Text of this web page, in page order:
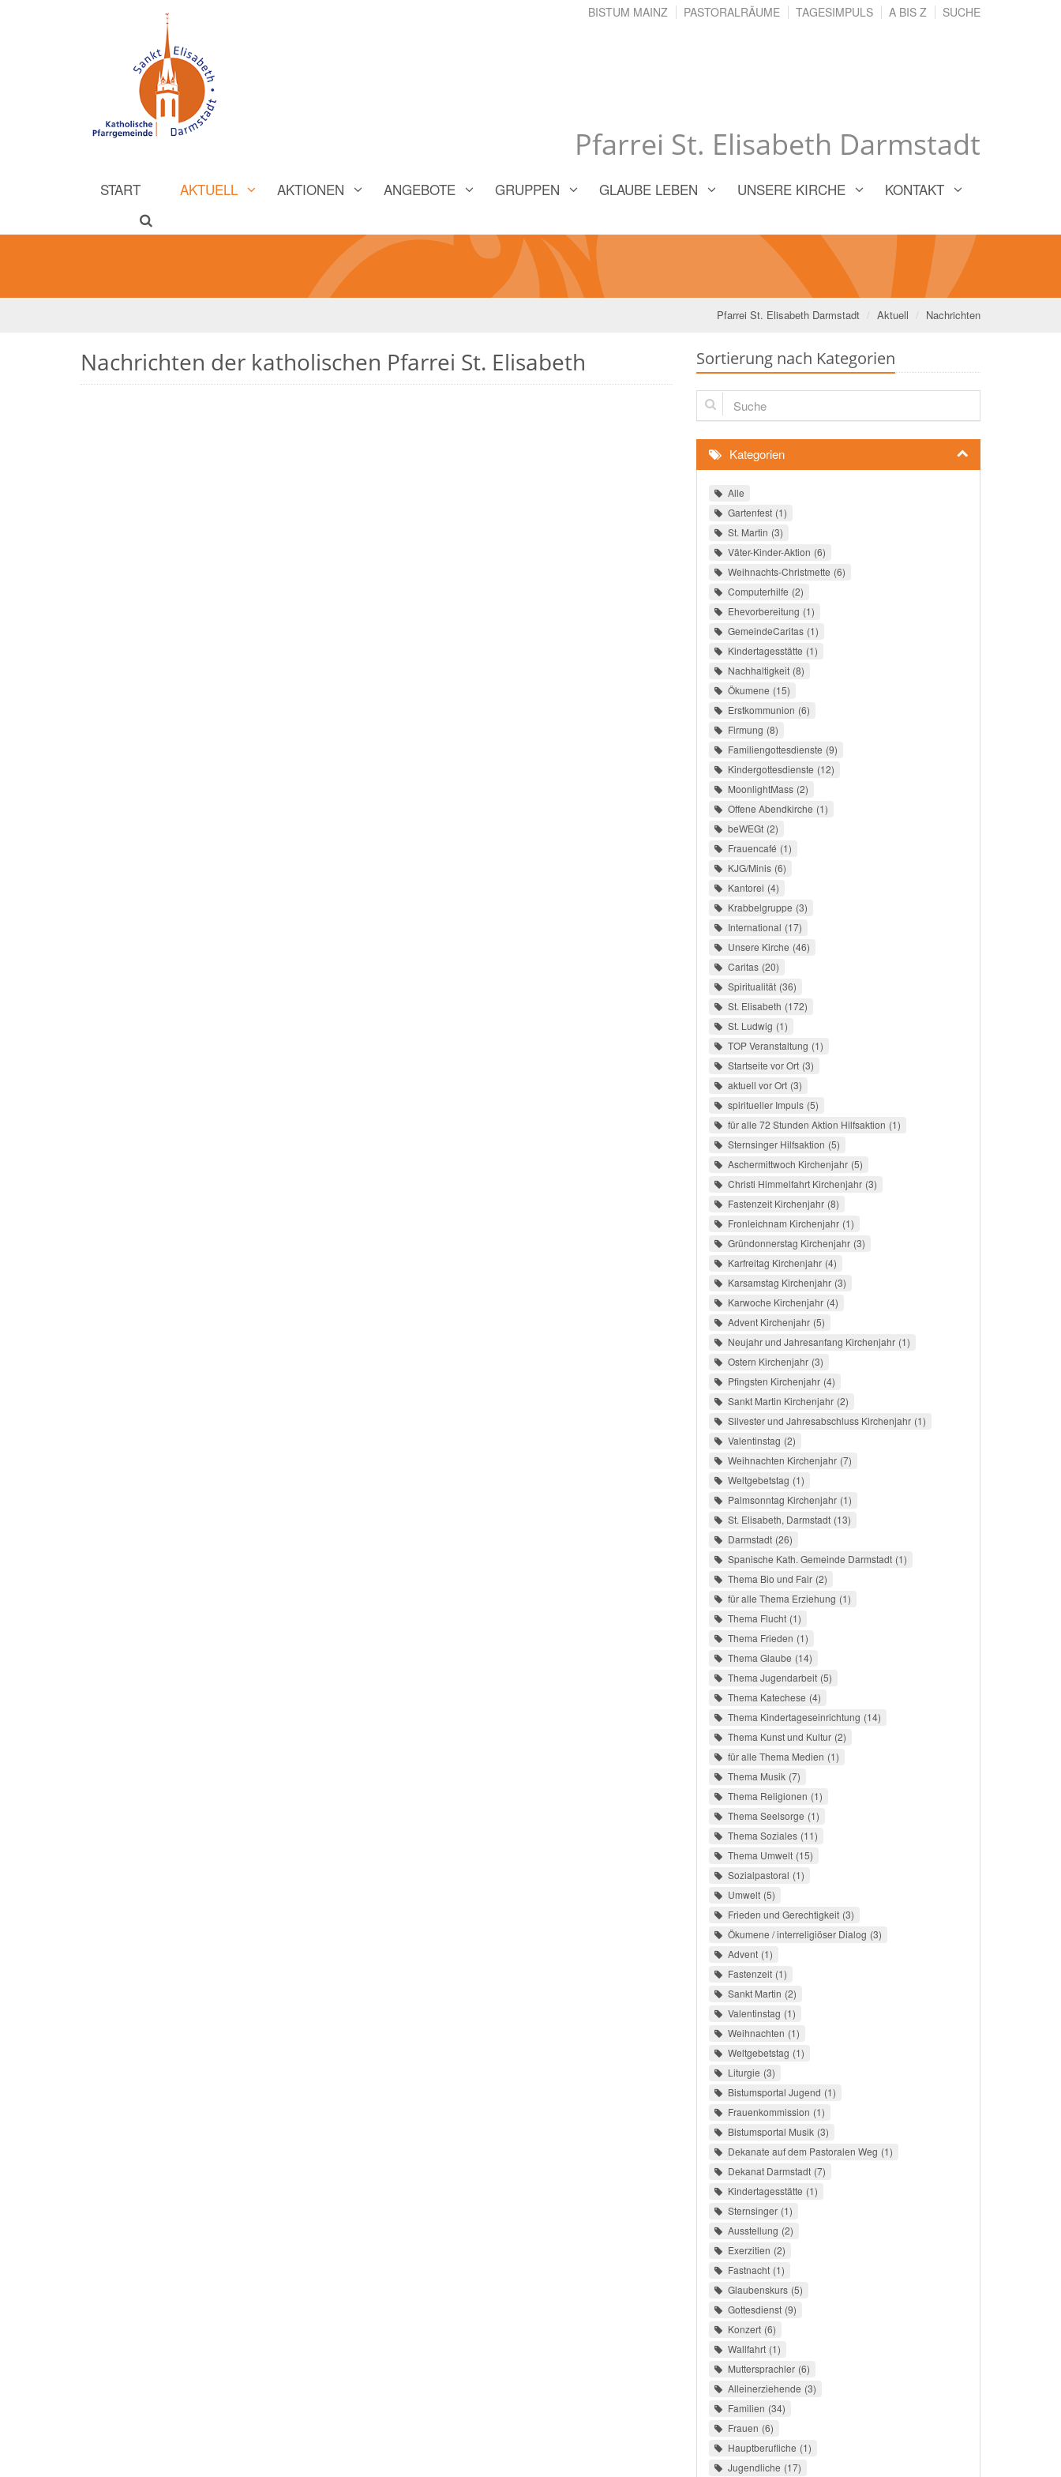
Pfarrei St. Elisabeth Darmstadt
BISTUM MAINZ PASTORALRÄUME TAGESIMPULS A BIS Z SUCHE
START AKTUELL AKTIONEN ANGEBOTE GRUPPEN GLAUBE LEBEN UNSERE KIRCHE KONTAKT
Pfarrei St. Elisabeth Darmstadt Aktuell Nachrichten
Nachrichten der katholischen Pfarrei St. Elisabeth Sortierung nach Kategorien
Suche
Kategorien
Alle
Gartenfest 1
St. Martin 3
Väter-Kinder-Aktion 6
Weihnachts-Christmette 6
Computerhilfe 2
Ehevorbereitung 1
GemeindeCaritas 1
Kindertagesstätte 1
Nachhaltigkeit 8
Ökumene 15
Erstkommunion 6
Firmung 8
Familiengottesdienste 9
Kindergottesdienste 12
MoonlightMass 2
Offene Abendkirche 1
beWEGt 2
Frauencafé 1
KJG/Minis 6
Kantorei 4
Krabbelgruppe 3
International 17
Unsere Kirche 46
Caritas 20
Spiritualität 36
St. Elisabeth 172
St. Ludwig 1
TOP Veranstaltung 1
Startseite vor Ort 3
aktuell vor Ort 3
spiritueller Impuls 5
für alle 72 Stunden Aktion Hilfsaktion 1
Sternsinger Hilfsaktion 5
Aschermittwoch Kirchenjahr 5
Christi Himmelfahrt Kirchenjahr 3
Fastenzeit Kirchenjahr 8
Fronleichnam Kirchenjahr 1
Gründonnerstag Kirchenjahr 3
Karfreitag Kirchenjahr 4
Karsamstag Kirchenjahr 3
Karwoche Kirchenjahr 4
Advent Kirchenjahr 5
Neujahr und Jahresanfang Kirchenjahr 1
Ostern Kirchenjahr 3
Pfingsten Kirchenjahr 4
Sankt Martin Kirchenjahr 2
Silvester und Jahresabschluss Kirchenjahr 1
Valentinstag 2
Weihnachten Kirchenjahr 7
Weltgebetstag 1
Palmsonntag Kirchenjahr 1
St. Elisabeth, Darmstadt 13
Darmstadt 26
Spanische Kath. Gemeinde Darmstadt 1
Thema Bio und Fair 2
für alle Thema Erziehung 1
Thema Flucht 1
Thema Frieden 1
Thema Glaube 14
Thema Jugendarbeit 5
Thema Katechese 4
Thema Kindertageseinrichtung 14
Thema Kunst und Kultur 2
für alle Thema Medien 1
Thema Musik 7
Thema Religionen 1
Thema Seelsorge 1
Thema Soziales 11
Thema Umwelt 15
Sozialpastoral 1
Umwelt 5
Frieden und Gerechtigkeit 3
Ökumene / interreligiöser Dialog 3
Advent 1
Fastenzeit 1
Sankt Martin 2
Valentinstag 1
Weihnachten 1
Weltgebetstag 1
Liturgie 3
Bistumsportal Jugend 1
Frauenkommission 1
Bistumsportal Musik 3
Dekanate auf dem Pastoralen Weg 1
Dekanat Darmstadt 7
Kindertagesstätte 1
Sternsinger 1
Ausstellung 2
Exerzitien 2
Fastnacht 1
Glaubenskurs 5
Gottesdienst 9
Konzert 6
Wallfahrt 1
Muttersprachler 6
Alleinerziehende 3
Familien 34
Frauen 6
Hauptberufliche 1
Jugendliche 17